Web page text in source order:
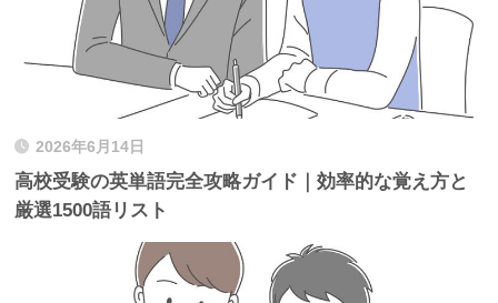
2026年6月14日
高校受験の英単語完全攻略ガイド｜効率的な覚え方と
厳選1500語リスト